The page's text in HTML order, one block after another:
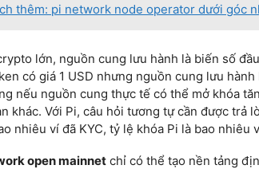
thêm: pi network node operator dưới góc
lớn, nguồn cung lưu hành là biến số
có giá 1 USD nhưng nguồn cung lưu
nếu nguồn cung thực tế có thể mở khóa
khác. Với Pi, câu hỏi tương tự cần được trả
nhiêu ví đã KYC, tỷ lệ khóa Pi là bao nhiêu
open mainnet chỉ có thể tạo nền tảng